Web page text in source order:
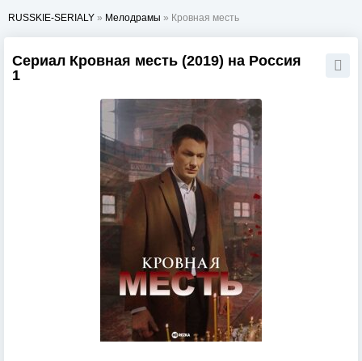
RUSSKIE-SERIALY » Мелодрамы » Кровная месть
Сериал Кровная месть (2019) на Россия
1